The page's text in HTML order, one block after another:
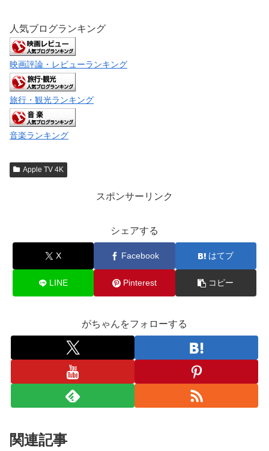
人気ブログランキング
映画評論・レビューランキング
旅行・観光ランキング
音楽ランキング
Apple TV 4K
スポンサーリンク
シェアする
X Facebook はてブ
LINE Pinterest コピー
がちゃんをフォローする
関連記事